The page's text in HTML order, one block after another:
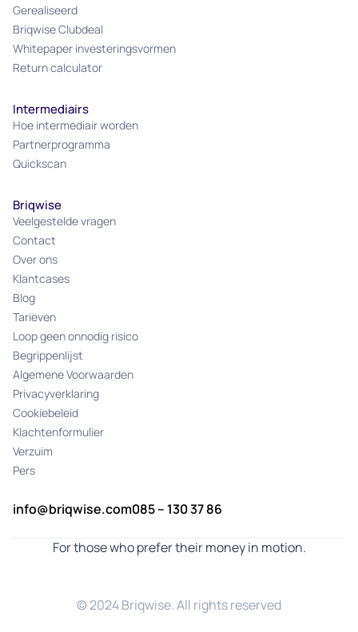
Gerealiseerd
Briqwise Clubdeal
Whitepaper investeringsvormen
Return calculator
Intermediairs
Hoe intermediair worden
Partnerprogramma
Quickscan
Briqwise
Veelgestelde vragen
Contact
Over ons
Klantcases
Blog
Tarieven
Loop geen onnodig risico
Begrippenlijst
Algemene Voorwaarden
Privacyverklaring
Cookiebeleid
Klachtenformulier
Verzuim
Pers
info@briqwise.com085 – 130 37 86
For those who prefer their money in motion.
© 2024 Briqwise. All rights reserved